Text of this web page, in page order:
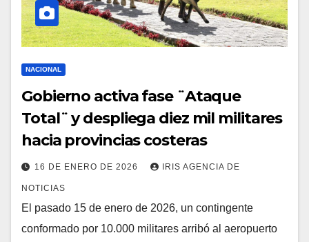
NACIONAL
Gobierno activa fase ¨Ataque
Total¨ y despliega diez mil militares
hacia provincias costeras
16 DE ENERO DE 2026 IRIS AGENCIA DE
NOTICIAS
El pasado 15 de enero de 2026, un contingente
conformado por 10.000 militares arribó al aeropuerto